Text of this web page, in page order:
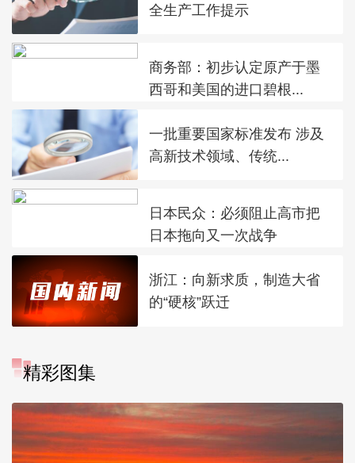
全生产工作提示
商务部：初步认定原产于墨
西哥和美国的进口碧根...
一批重要国家标准发布 涉及
高新技术领域、传统...
日本民众：必须阻止高市把
日本拖向又一次战争
浙江：向新求质，制造大省
的“硬核”跃迁
精彩图集